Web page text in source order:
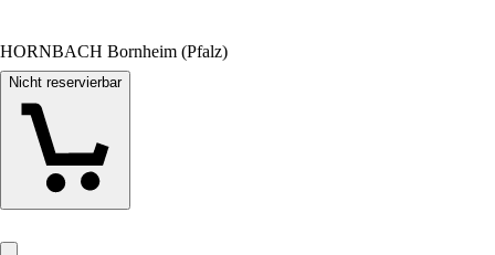
HORNBACH Bornheim (Pfalz)
Nicht reservierbar